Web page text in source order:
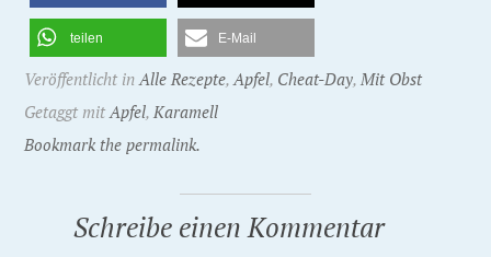
teilen E-Mail
Veröffentlicht inAlle Rezepte,Apfel, Cheat-Day,Mit Obst
Getaggt mitApfel,Karamell
Bookmark the permalink.
Schreibe einen Kommentar